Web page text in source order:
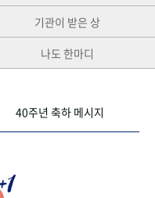
기관이 받은 상
나도 한마디
40주년 축하 메시지